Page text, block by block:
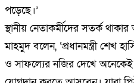
পড়েছে।’
স্থানীয় নেতাকর্মীদের সতর্ক
মাহমুদ বলেন, ‘প্রধানমন্ত্রী শেখ
ও সাফল্যের নজির দেখে